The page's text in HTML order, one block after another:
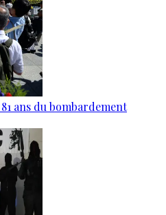
ans du bombardement